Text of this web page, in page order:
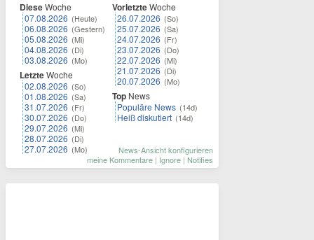
DieseWoche
07.08.2026 (Heute)
06.08.2026 (Gestern)
05.08.2026 (Mi)
04.08.2026 (Di)
03.08.2026 (Mo)
LetzteWoche
02.08.2026 (So)
01.08.2026 (Sa)
31.07.2026 (Fr)
30.07.2026 (Do)
29.07.2026 (Mi)
28.07.2026 (Di)
27.07.2026 (Mo)
VorletzteWoche
26.07.2026 (So)
25.07.2026 (Sa)
24.07.2026 (Fr)
23.07.2026 (Do)
22.07.2026 (Mi)
21.07.2026 (Di)
20.07.2026 (Mo)
Top News
Populäre News (14d)
Heiß diskutiert (14d)
News-Ansicht konfigurieren
meine Kommentare | Ignore | Notifies